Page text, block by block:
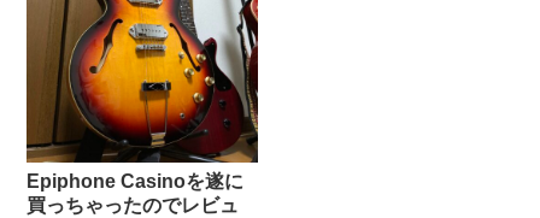
Epiphone Casinoを遂に
買っちゃったのでレビュ